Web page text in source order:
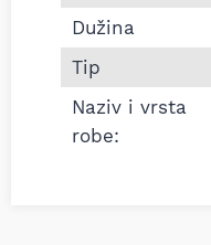
Dužina
Tip
Naziv i vrsta
robe: